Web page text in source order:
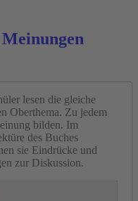
lesen die gleiche
Oberthema. Zu jedem
bilden. Im
des Buches
sie Eindrücke und
zur Diskussion.